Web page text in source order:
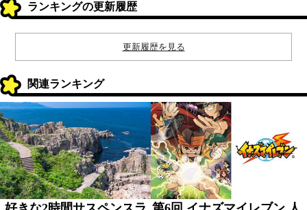
ランキングの更新履歴
更新履歴を見る
関連ランキング